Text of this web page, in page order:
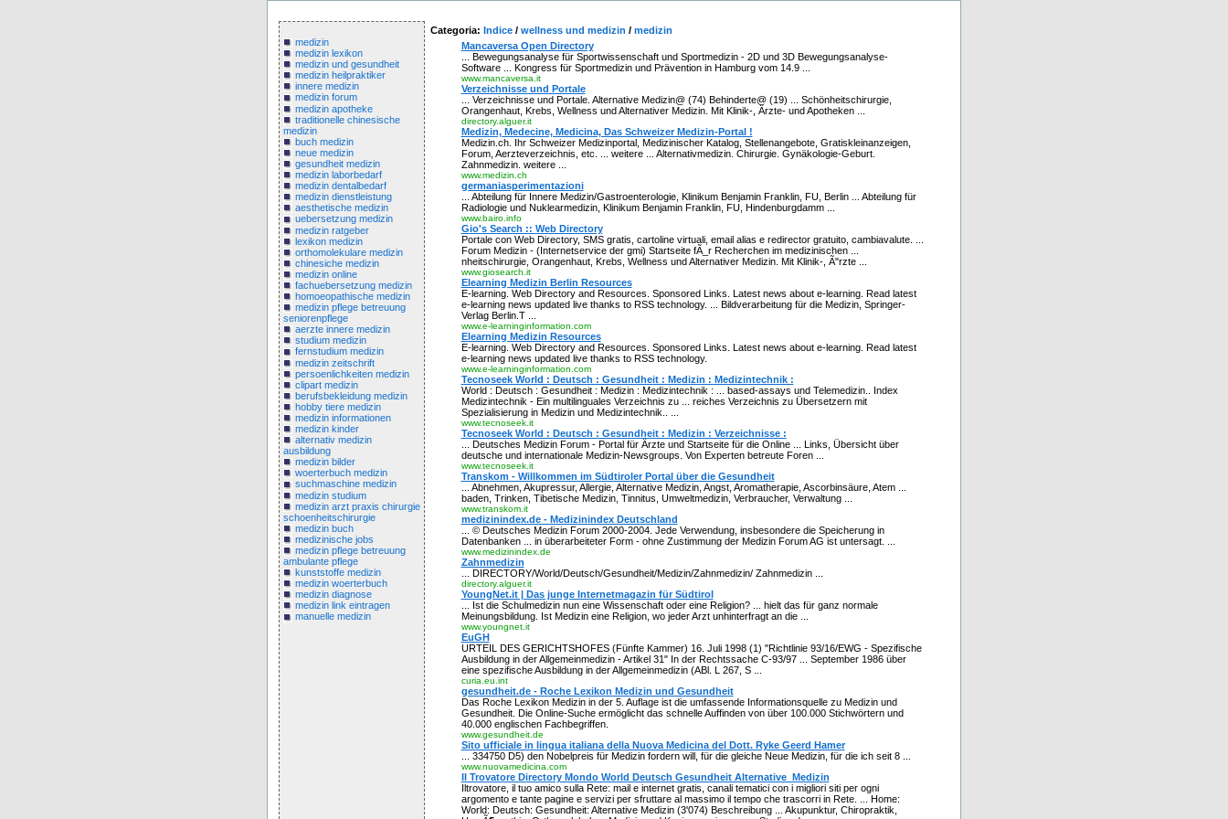
medizin
medizin lexikon
medizin und gesundheit
medizin heilpraktiker
innere medizin
medizin forum
medizin apotheke
traditionelle chinesische
medizin
buch medizin
neue medizin
gesundheit medizin
medizin laborbedarf
medizin dentalbedarf
medizin dienstleistung
aesthetische medizin
uebersetzung medizin
medizin ratgeber
lexikon medizin
orthomolekulare medizin
chinesiche medizin
medizin online
fachuebersetzung medizin
homoeopathische medizin
medizin pflege betreuung
seniorenpflege
aerzte innere medizin
studium medizin
fernstudium medizin
medizin zeitschrift
persoenlichkeiten medizin
clipart medizin
berufsbekleidung medizin
hobby tiere medizin
medizin informationen
medizin kinder
alternativ medizin
ausbildung
medizin bilder
woerterbuch medizin
suchmaschine medizin
medizin studium
medizin arzt praxis chirurgie
schoenheitschirurgie
medizin buch
medizinische jobs
medizin pflege betreuung
ambulante pflege
kunststoffe medizin
medizin woerterbuch
medizin diagnose
medizin link eintragen
manuelle medizin
Categoria: Indice / wellness und medizin / medizin
Mancaversa Open Directory
... Bewegungsanalyse für Sportwissenschaft und Sportmedizin - 2D und 3D Bewegungsanalyse-
Software ... Kongress für Sportmedizin und Prävention in Hamburg vom 14.9 ...
www.mancaversa.it
Verzeichnisse und Portale
... Verzeichnisse und Portale. Alternative Medizin@ (74) Behinderte@ (19) ... Schönheitschirurgie,
Orangenhaut, Krebs, Wellness und Alternativer Medizin. Mit Klinik-, Ärzte- und Apotheken ...
directory.alguer.it
Medizin, Medecine, Medicina, Das Schweizer Medizin-Portal !
Medizin.ch. Ihr Schweizer Medizinportal, Medizinischer Katalog, Stellenangebote, Gratiskleinanzeigen,
Forum, Aerzteverzeichnis, etc. ... weitere ... Alternativmedizin. Chirurgie. Gynäkologie-Geburt.
Zahnmedizin. weitere ...
www.medizin.ch
germaniasperimentazioni
... Abteilung für Innere Medizin/Gastroenterologie, Klinikum Benjamin Franklin, FU, Berlin ... Abteilung für
Radiologie und Nuklearmedizin, Klinikum Benjamin Franklin, FU, Hindenburgdamm ...
www.bairo.info
Gio's Search :: Web Directory
Portale con Web Directory, SMS gratis, cartoline virtuali, email alias e redirector gratuito, cambiavalute. ...
Forum Medizin - (Internetservice der gmi) Startseite fÃ_r Recherchen im medizinischen ...
nheitschirurgie, Orangenhaut, Krebs, Wellness und Alternativer Medizin. Mit Klinik-, Ã"rzte ...
www.giosearch.it
Elearning Medizin Berlin Resources
E-learning. Web Directory and Resources. Sponsored Links. Latest news about e-learning. Read latest
e-learning news updated live thanks to RSS technology. ... Bildverarbeitung für die Medizin, Springer-
Verlag Berlin.T ...
www.e-learninginformation.com
Elearning Medizin Resources
E-learning. Web Directory and Resources. Sponsored Links. Latest news about e-learning. Read latest
e-learning news updated live thanks to RSS technology.
www.e-learninginformation.com
Tecnoseek World : Deutsch : Gesundheit : Medizin : Medizintechnik :
World : Deutsch : Gesundheit : Medizin : Medizintechnik : ... based-assays und Telemedizin.. Index
Medizintechnik - Ein multilinguales Verzeichnis zu ... reiches Verzeichnis zu Übersetzern mit
Spezialisierung in Medizin und Medizintechnik.. ...
www.tecnoseek.it
Tecnoseek World : Deutsch : Gesundheit : Medizin : Verzeichnisse :
... Deutsches Medizin Forum - Portal für Ärzte und Startseite für die Online ... Links, Übersicht über
deutsche und internationale Medizin-Newsgroups. Von Experten betreute Foren ...
www.tecnoseek.it
Transkom - Willkommen im Südtiroler Portal über die Gesundheit
... Abnehmen, Akupressur, Allergie, Alternative Medizin, Angst, Aromatherapie, Ascorbinsäure, Atem ...
baden, Trinken, Tibetische Medizin, Tinnitus, Umweltmedizin, Verbraucher, Verwaltung ...
www.transkom.it
medizinindex.de - Medizinindex Deutschland
... © Deutsches Medizin Forum 2000-2004. Jede Verwendung, insbesondere die Speicherung in
Datenbanken ... in überarbeiteter Form - ohne Zustimmung der Medizin Forum AG ist untersagt. ...
www.medizinindex.de
Zahnmedizin
... DIRECTORY/World/Deutsch/Gesundheit/Medizin/Zahnmedizin/ Zahnmedizin ...
directory.alguer.it
YoungNet.it | Das junge Internetmagazin für Südtirol
... Ist die Schulmedizin nun eine Wissenschaft oder eine Religion? ... hielt das für ganz normale
Meinungsbildung. Ist Medizin eine Religion, wo jeder Arzt unhinterfragt an die ...
www.youngnet.it
EuGH
URTEIL DES GERICHTSHOFES (Fünfte Kammer) 16. Juli 1998 (1) "Richtlinie 93/16/EWG - Spezifische
Ausbildung in der Allgemeinmedizin - Artikel 31" In der Rechtssache C-93/97 ... September 1986 über
eine spezifische Ausbildung in der Allgemeinmedizin (ABl. L 267, S ...
curia.eu.int
gesundheit.de - Roche Lexikon Medizin und Gesundheit
Das Roche Lexikon Medizin in der 5. Auflage ist die umfassende Informationsquelle zu Medizin und
Gesundheit. Die Online-Suche ermöglicht das schnelle Auffinden von über 100.000 Stichwörtern und
40.000 englischen Fachbegriffen.
www.gesundheit.de
Sito ufficiale in lingua italiana della Nuova Medicina del Dott. Ryke Geerd Hamer
... 334750 D5) den Nobelpreis für Medizin fordern will, für die gleiche Neue Medizin, für die ich seit 8 ...
www.nuovamedicina.com
Il Trovatore Directory Mondo World Deutsch Gesundheit Alternative_Medizin
Iltrovatore, il tuo amico sulla Rete: mail e internet gratis, canali tematici con i migliori siti per ogni
argomento e tante pagine e servizi per sfruttare al massimo il tempo che trascorri in Rete. ... Home:
World: Deutsch: Gesundheit: Alternative Medizin (3'074) Beschreibung ... Akupunktur, Chiropraktik,